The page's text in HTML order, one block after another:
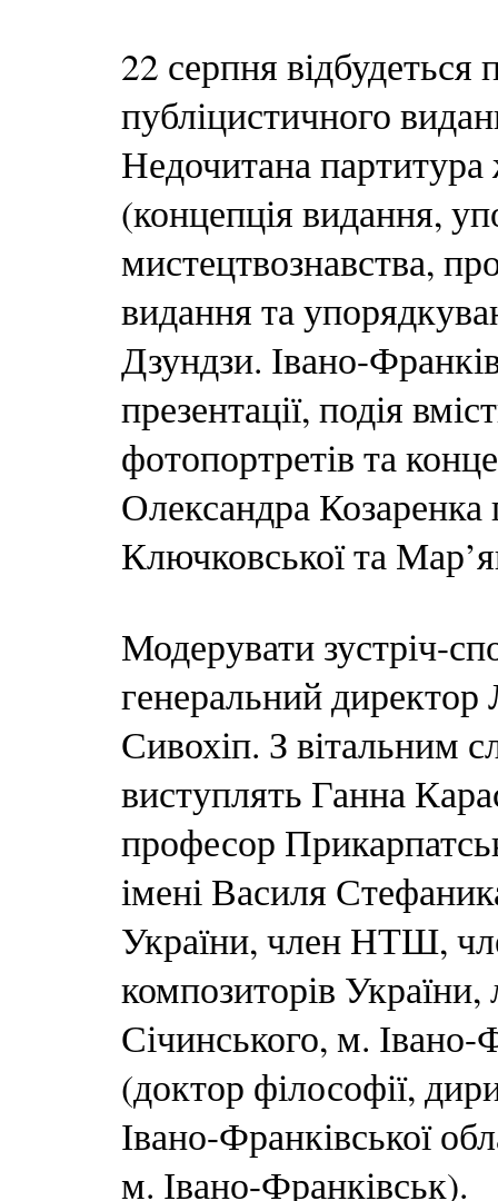
22 серпня відбудеться
публіцистичного
Недочитана
(концепція видання,
мистецтвознавства,
видання та
Дзундзи. Івано-
презентації, подія
фотопортретів та
Олександра Козаренка
Ключковської та
Модерувати зустріч-
генеральний директор
Сивохіп. З вітальним
виступлять Ганна
професор
імені Василя
України, член НТШ,
композиторів України,
Січинського, м.
(доктор філософії,
Івано-Франківської
м. Івано-Франківськ).